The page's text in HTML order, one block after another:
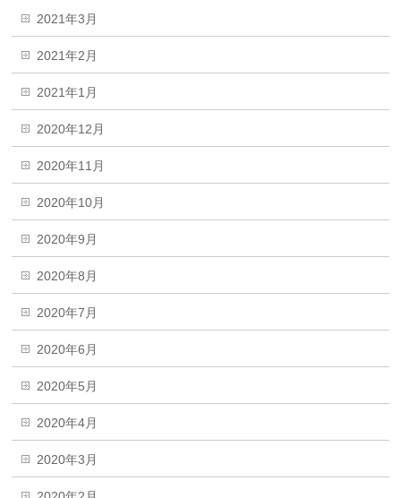
2021年3月
2021年2月
2021年1月
2020年12月
2020年11月
2020年10月
2020年9月
2020年8月
2020年7月
2020年6月
2020年5月
2020年4月
2020年3月